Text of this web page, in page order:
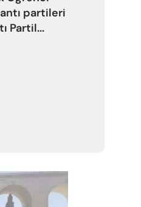
partileri
Partil...